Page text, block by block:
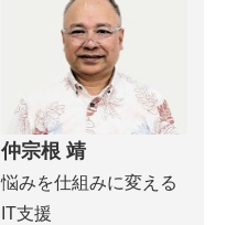
仲宗根 靖
悩みを仕組みに変える
IT支援